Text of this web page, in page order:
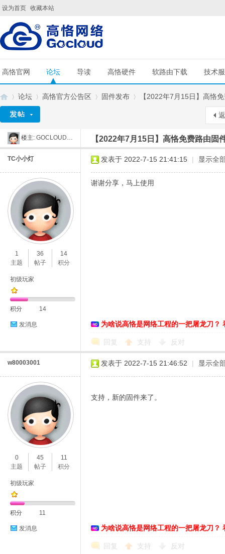
设为首页 收藏本站
高恪官网 论坛 导读 高恪硬件 软路由下载 技术
»
论坛
›
高恪官方公告区 固件发布
›
【2022年7月15日】高恪
楼主: GOCLOUD刘工 【2022年7月15日】高恪免费路由固
TC小小灯
1
主题
36
帖子
14
积分
初级玩家
积分 14
发消息
发表于 2022-7-15 21:41:15 | 显示全
谢谢分享，马上使用
为啥说高恪是网络工程的一把屠龙刀？
回复 支持 反对
w80003001
0
主题
45
帖子
11
积分
初级玩家
积分 11
发消息
发表于 2022-7-15 21:46:52 | 显示全
支持，新的固件来了。
为啥说高恪是网络工程的一把屠龙刀？
回复 支持 反对